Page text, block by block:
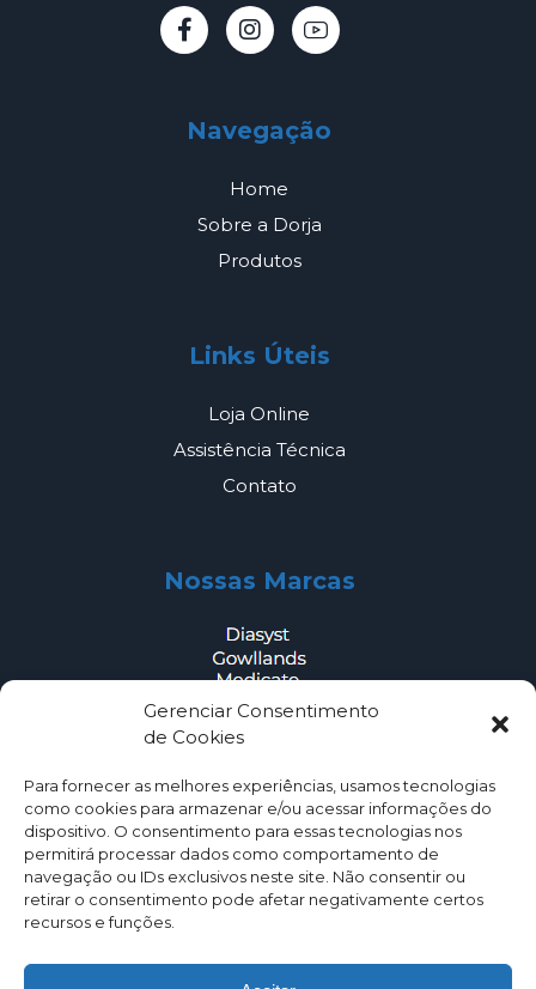
Gerenciar Consentimento
de Cookies
Para fornecer as melhores experiências, usamos tecnologias
como cookies para armazenar e/ou acessar informações do
dispositivo. O consentimento para essas tecnologias nos
permitirá processar dados como comportamento de
navegação ou IDs exclusivos neste site. Não consentir ou
retirar o consentimento pode afetar negativamente certos
recursos e funções.
Navegação
Home
Sobre a Dorja
Produtos
Links Úteis
Loja Online
Assistência Técnica
Contato
Nossas Marcas
Eventos
Na Mídia
Blog
Perguntas Frequentes